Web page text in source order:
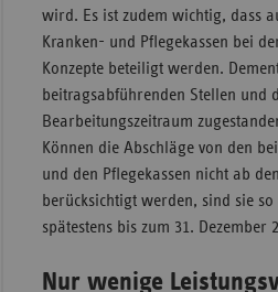
wird. Es ist zudem wichtig, dass
Kranken- und Pflegekassen bei
Konzepte beteiligt werden.
beitragsabführenden Stellen und
Bearbeitungszeitraum
Können die Abschläge von den
und den Pflegekassen nicht ab
berücksichtigt werden, sind sie
spätestens bis zum 31. Dezember
Nur wenige